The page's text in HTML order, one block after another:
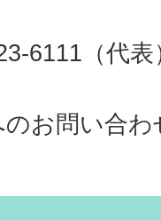
6111（代
お問い合わ